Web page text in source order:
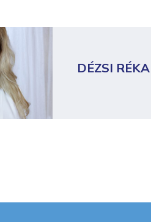
DÉZSI RÉKA